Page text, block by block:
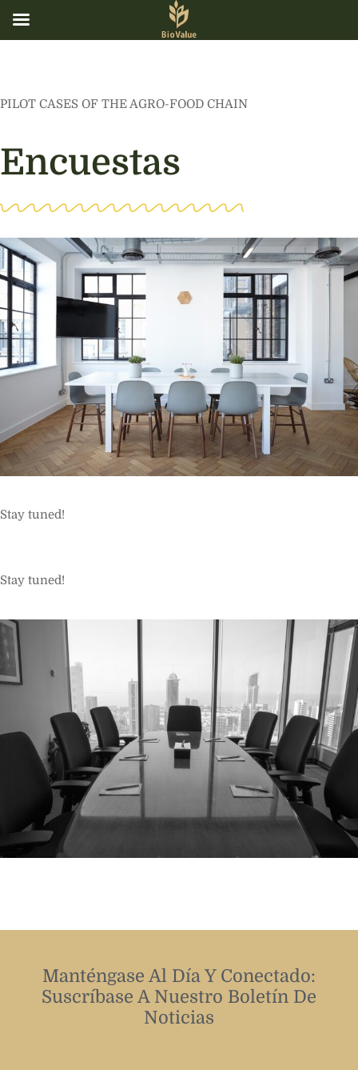
PILOT CASES OF THE AGRO-FOOD CHAIN
Encuestas
Stay tuned!
Stay tuned!
Manténgase Al Día Y Conectado:
Suscríbase A Nuestro Boletín De
Noticias